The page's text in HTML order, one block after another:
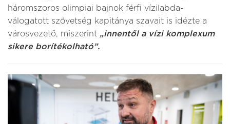
háromszoros olimpiai bajnok férfi vízilabda-
válogatott szövetség kapitánya szavait is idézte a
városvezető, miszerint „innentől a vízi komplexum
sikere borítékolható”.